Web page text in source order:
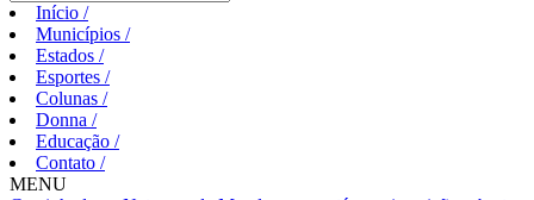
Início /
Municípios /
Estados /
Esportes /
Colunas /
Donna /
Educação /
Contato /
MENU